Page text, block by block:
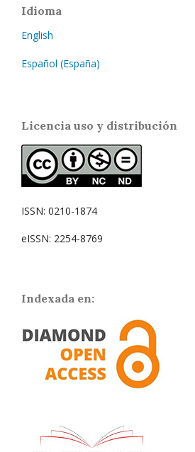
Idioma
English
Español (España)
Licencia uso y distribución
ISSN: 0210-1874
eISSN: 2254-8769
Indexada en: